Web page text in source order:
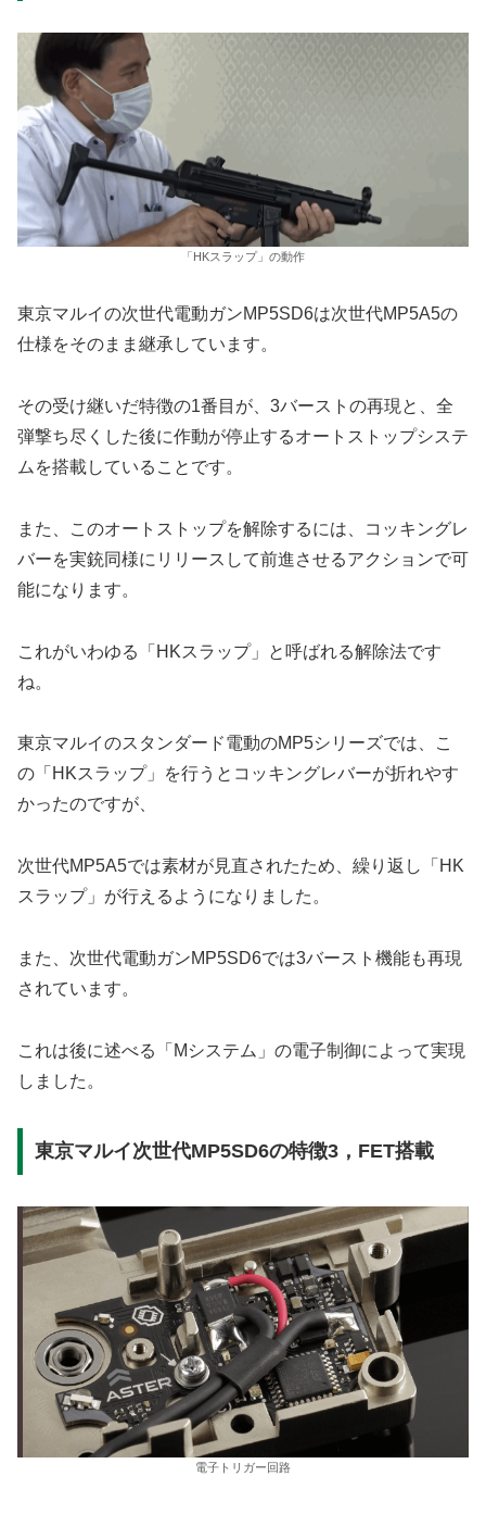
「HKスラップ」の動作
東京マルイの次世代電動ガンMP5SD6は次世代MP5A5の
仕様をそのまま継承しています。
その受け継いだ特徴の1番目が、3バーストの再現と、全
弾撃ち尽くした後に作動が停止するオートストップシステ
ムを搭載していることです。
また、このオートストップを解除するには、コッキングレ
バーを実銃同様にリリースして前進させるアクションで可
能になります。
これがいわゆる「HKスラップ」と呼ばれる解除法です
ね。
東京マルイのスタンダード電動のMP5シリーズでは、こ
の「HKスラップ」を行うとコッキングレバーが折れやす
かったのですが、
次世代MP5A5では素材が見直されたため、繰り返し「HK
スラップ」が行えるようになりました。
また、次世代電動ガンMP5SD6では3バースト機能も再現
されています。
これは後に述べる「Mシステム」の電子制御によって実現
しました。
東京マルイ次世代MP5SD6の特徴3，FET搭載
電子トリガー回路